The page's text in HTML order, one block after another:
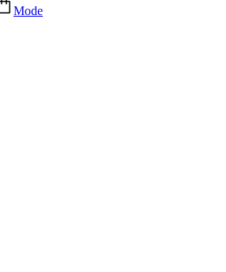
Mode